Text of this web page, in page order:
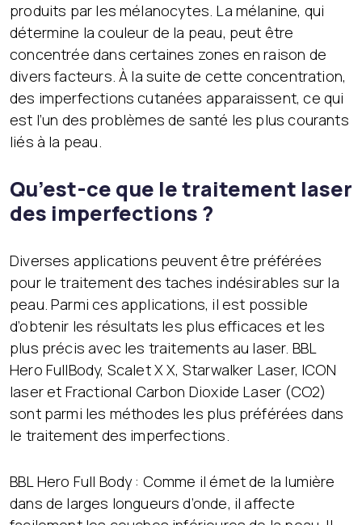
produits par les mélanocytes. La mélanine, qui
détermine la couleur de la peau, peut être
concentrée dans certaines zones en raison de
divers facteurs. À la suite de cette concentration,
des imperfections cutanées apparaissent, ce qui
est l’un des problèmes de santé les plus courants
liés à la peau.
Qu’est-ce que le traitement laser
des imperfections ?
Diverses applications peuvent être préférées
pour le traitement des taches indésirables sur la
peau. Parmi ces applications, il est possible
d’obtenir les résultats les plus efficaces et les
plus précis avec les traitements au laser. BBL
Hero FullBody, Scalet X X, Starwalker Laser, ICON
laser et Fractional Carbon Dioxide Laser (CO2)
sont parmi les méthodes les plus préférées dans
le traitement des imperfections.
BBL Hero Full Body : Comme il émet de la lumière
dans de larges longueurs d’onde, il affecte